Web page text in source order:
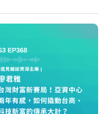
網站資訊。 —— 以上為
減碳、綠色消費與友善
、高耗能的百貨零售業該如
》邀請到遠東SOGO百貨
如何透過戰略布局，打
色零售新契機！ 🔺如何
他平台？ 🔺最難節能的
增計畫？ 🔺成功推動育